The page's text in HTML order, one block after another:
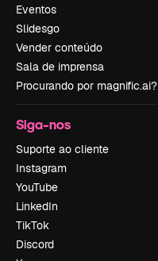
Eventos
Slidesgo
Vender conteúdo
Sala de imprensa
Procurando por magnific.ai?
Siga-nos
Suporte ao cliente
Instagram
YouTube
LinkedIn
TikTok
Discord